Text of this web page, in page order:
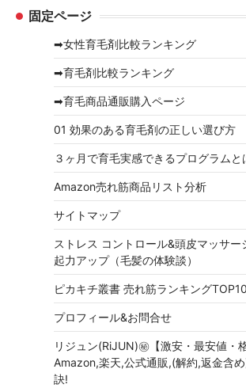
カ 固定ページ
➡女性育毛剤比較ランキング
➡育毛剤比較ランキング
➡育毛商品通販購入ページ
01 効果のある育毛剤の正しい選び方
３ヶ月で育毛実感できるプログラムと
Amazon売れ筋商品リスト分析
サイトマップ
ストレス コントロール&頭皮マッサー
起力アップ（毛髪の体験談）
ピカキチ叢書 売れ筋ランキング
プロフィール&お問合せ
リジュン(RiJUN)㊙【激安・最安値・
Amazon,楽天,公式通販,(解約,返金含
訣!